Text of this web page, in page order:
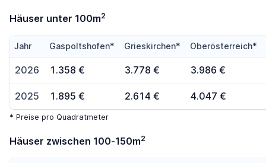
Häuser unter 100m2
Jahr Gaspoltshofen* Grieskirchen* Oberösterreich*
2026 1.358 € 3.778 € 3.986 €
2025 1.895 € 2.614 € 4.047 €
* Preise pro Quadratmeter
Häuser zwischen 100-150m2